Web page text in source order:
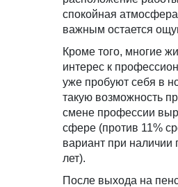
спокойная
важным остается
Кроме того, многие
интерес к
уже пробуют себя в
такую возможность
смене профессии
сфере (против 11%
вариант при
лет).
После выхода на